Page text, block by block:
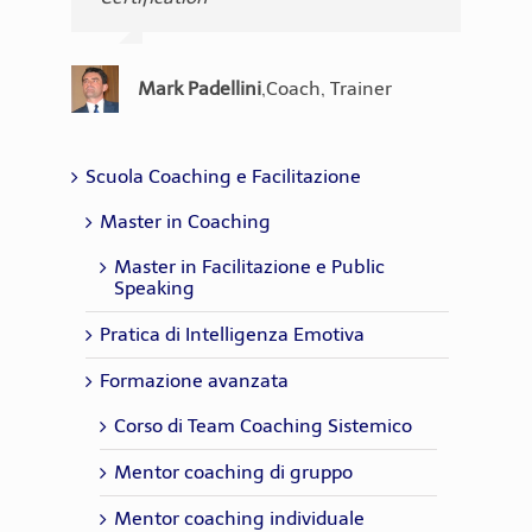
Mark Padellini,Coach, Trainer
Cristiana Melis,Coach
Assessor Certification
Del Pianto
Coach, HR Consultant
Barbazza
Consultant
Scuola Coaching e Facilitazione
Master in Coaching
Master in Facilitazione e Public
Speaking
Pratica di Intelligenza Emotiva
Formazione avanzata
Corso di Team Coaching Sistemico
Mentor coaching di gruppo
Mentor coaching individuale